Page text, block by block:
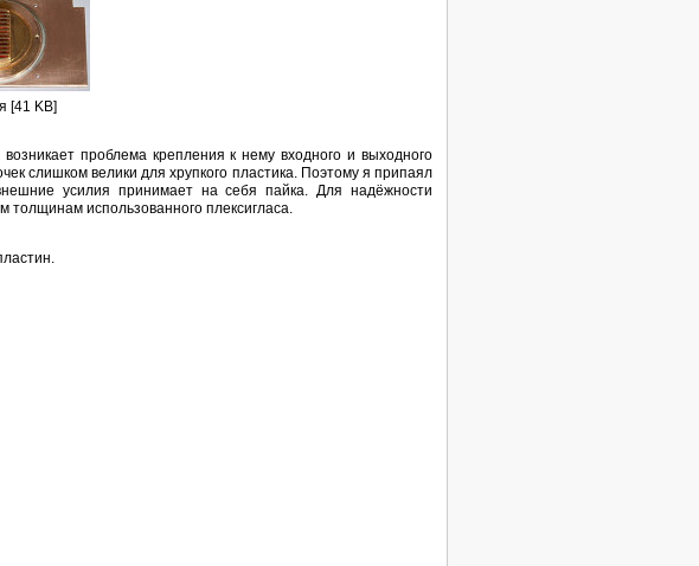
[41 KB]
проблема крепления к нему входного и выходного
слишком велики для хрупкого пластика. Поэтому я припаял
усилия принимает на себя пайка. Для надёжности
толщинам использованного плексигласа.